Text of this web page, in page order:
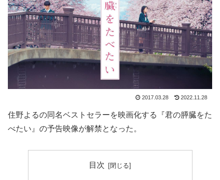
2017.03.28 2022.11.28
住野よるの同名ベストセラーを映画化する『君の膵臓をた
べたい』の予告映像が解禁となった。
目次